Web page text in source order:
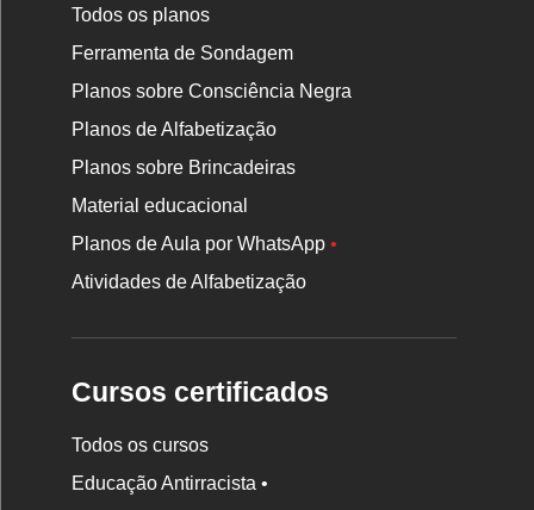
Todos os planos
Ferramenta de Sondagem
Planos sobre Consciência Negra
Planos de Alfabetização
Planos sobre Brincadeiras
Material educacional
Planos de Aula por WhatsApp•
Atividades de Alfabetização
Cursos certificados
Todos os cursos
Educação Antirracista •